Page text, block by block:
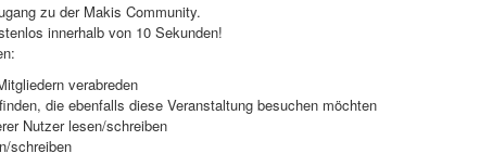
zu der Makis Community.
innerhalb von 10 Sekunden!
verabreden
die ebenfalls diese Veranstaltung besuchen möchten
Nutzer lesen/schreiben
schreiben